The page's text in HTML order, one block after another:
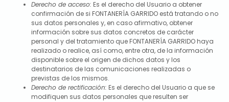
Derecho de acceso: Es el derecho del Usuario a obtener
confirmación de si FONTANERÍA GARRIDOestá tratando o no
sus datos personales y, en caso afirmativo, obtener
información sobre sus datos concretos de carácter
personal y del tratamiento que FONTANERÍA GARRIDOhaya
realizado o realice, así como, entre otra, de la información
disponible sobre el origen de dichos datos y los
destinatarios de las comunicaciones realizadas o
previstas de los mismos.
Derecho de rectificación: Es el derecho del Usuario a que se
modifiquen sus datos personales que resulten ser